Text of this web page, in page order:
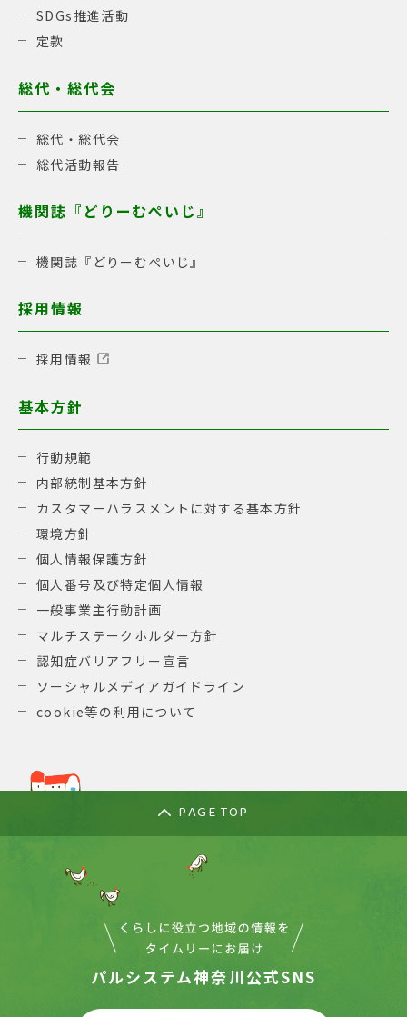
SDGs推進活動
定款
総代・総代会
総代・総代会
総代活動報告
機関誌『どりーむぺいじ』
機関誌『どりーむぺいじ』
採用情報
採用情報
基本方針
行動規範
内部統制基本方針
カスタマーハラスメントに対する基本方針
環境方針
個人情報保護方針
個人番号及び特定個人情報
一般事業主行動計画
マルチステークホルダー方針
認知症バリアフリー宣言
ソーシャルメディアガイドライン
cookie等の利用について
PAGE TOP
パルシステム神奈川公式SNS